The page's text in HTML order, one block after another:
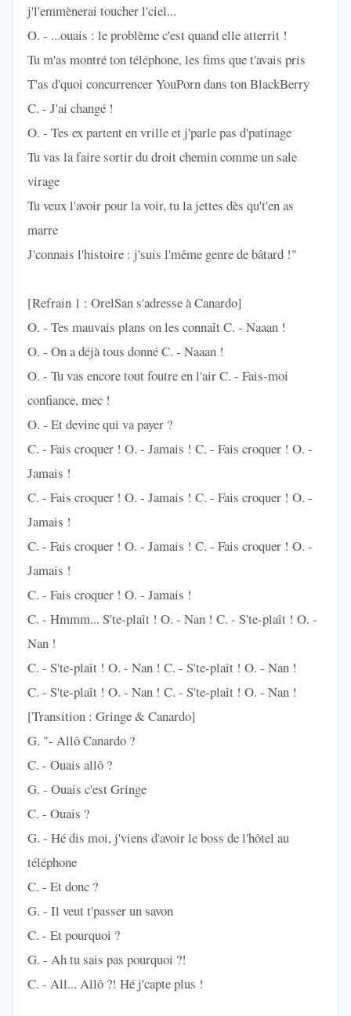
j'l'emmènerai toucher l'ciel...
O. - ...ouais : le problème c'est quand elle atterrit !
Tu m'as montré ton téléphone, les fims que t'avais pris
T'as d'quoi concurrencer YouPorn dans ton BlackBerry
C. - J'ai changé !
O. - Tes ex partent en vrille et j'parle pas d'patinage
Tu vas la faire sortir du droit chemin comme un sale
virage
Tu veux l'avoir pour la voir, tu la jettes dès qu't'en as
marre
J'connais l'histoire : j'suis l'même genre de bâtard !"
[Refrain 1 : OrelSan s'adresse à Canardo]
O. - Tes mauvais plans on les connaît C. - Naaan !
O. - On a déjà tous donné C. - Naaan !
O. - Tu vas encore tout foutre en l'air C. - Fais-moi
confiance, mec !
O. - Et devine qui va payer ?
C. - Fais croquer ! O. - Jamais ! C. - Fais croquer ! O. -
Jamais !
C. - Fais croquer ! O. - Jamais ! C. - Fais croquer ! O. -
Jamais !
C. - Fais croquer ! O. - Jamais ! C. - Fais croquer ! O. -
Jamais !
C. - Fais croquer ! O. - Jamais !
C. - Hmmm... S'te-plaît ! O. - Nan ! C. - S'te-plaît ! O. -
Nan !
C. - S'te-plaît ! O. - Nan ! C. - S'te-plaît ! O. - Nan !
C. - S'te-plaît ! O. - Nan ! C. - S'te-plaît ! O. - Nan !
[Transition : Gringe & Canardo]
G. "- Allô Canardo ?
C. - Ouais allô ?
G. - Ouais c'est Gringe
C. - Ouais ?
G. - Hé dis moi, j'viens d'avoir le boss de l'hôtel au
téléphone
C. - Et donc ?
G. - Il veut t'passer un savon
C. - Et pourquoi ?
G. - Ah tu sais pas pourquoi ?!
C. - All... Allô ?! Hé j'capte plus !